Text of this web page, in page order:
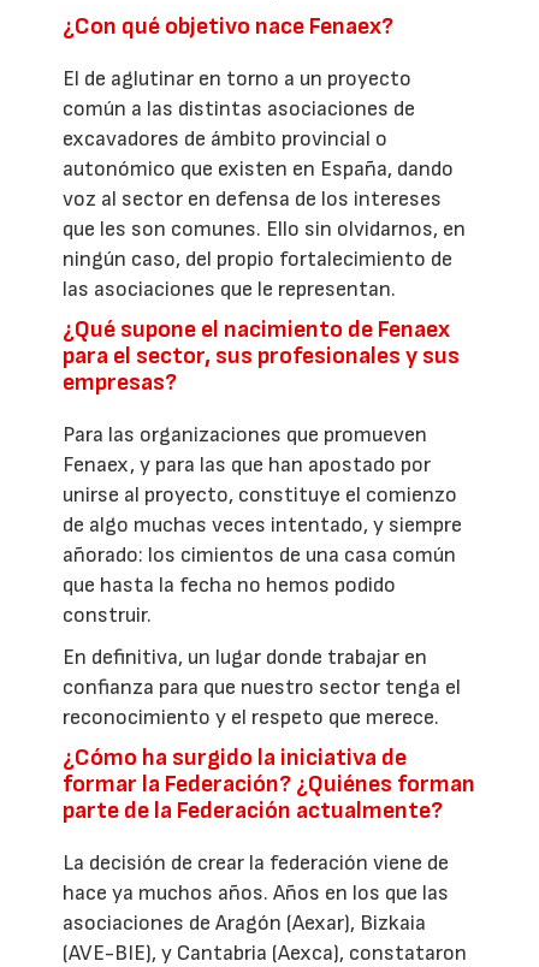
¿Con qué objetivo nace Fenaex?
El de aglutinar en torno a un proyecto
común a las distintas asociaciones de
excavadores de ámbito provincial o
autonómico que existen en España, dando
voz al sector en defensa de los intereses
que les son comunes. Ello sin olvidarnos, en
ningún caso, del propio fortalecimiento de
las asociaciones que le representan.
¿Qué supone el nacimiento de Fenaex
para el sector, sus profesionales y sus
empresas?
Para las organizaciones que promueven
Fenaex, y para las que han apostado por
unirse al proyecto, constituye el comienzo
de algo muchas veces intentado, y siempre
añorado: los cimientos de una casa común
que hasta la fecha no hemos podido
construir.
En definitiva, un lugar donde trabajar en
confianza para que nuestro sector tenga el
reconocimiento y el respeto que merece.
¿Cómo ha surgido la iniciativa de
formar la Federación? ¿Quiénes forman
parte de la Federación actualmente?
La decisión de crear la federación viene de
hace ya muchos años. Años en los que las
asociaciones de Aragón (Aexar), Bizkaia
(AVE-BIE), y Cantabria (Aexca), constataron